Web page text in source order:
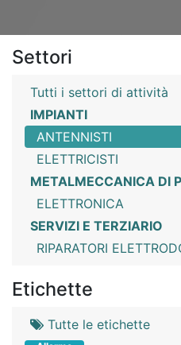
Settori
Tutti i settori di attività
IMPIANTI
ANTENNISTI
ELETTRICISTI
METALMECCANICA DI
ELETTRONICA
SERVIZI E TERZIARIO
RIPARATORI
Etichette
Tutte le etichette